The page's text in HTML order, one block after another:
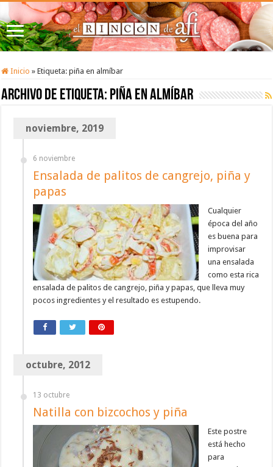
Inicio » Etiqueta:piña en almíbar
Archivo de etiqueta: piña en almíbar
noviembre, 2019
6 noviembre
Ensalada de palitos de cangrejo, piña y
papas
Cualquier
época del año
es buena para
improvisar
una ensalada
como esta rica
ensalada de palitos de cangrejo, piña y papas, que lleva muy
pocos ingredientes y el resultado es estupendo.
octubre, 2012
13 octubre
Natilla con bizcochos y piña
Este postre
está hecho
para